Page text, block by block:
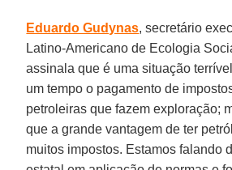
Eduardo Gudynas, secretário
Latino-Americano de Ecologia
assinala que é uma situação
um tempo o pagamento de
petroleiras que fazem exploração;
que a grande vantagem de ter
muitos impostos. Estamos falando